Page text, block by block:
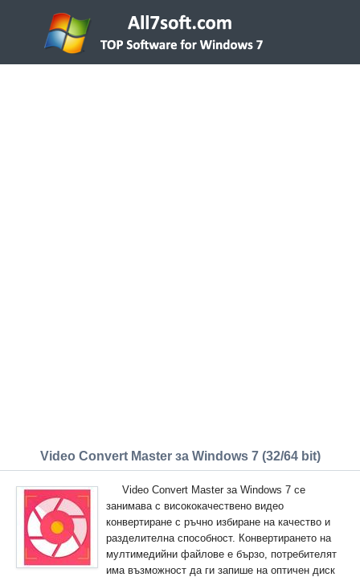
Video Convert Master за Windows 7 (32/64 bit)
Video Convert Master за Windows 7 се
занимава с висококачествено видео
конвертиране с ръчно избиране на качество и
разделителна способност. Конвертирането на
мултимедийни файлове е бързо, потребителят
има възможност да ги запише на оптичен диск